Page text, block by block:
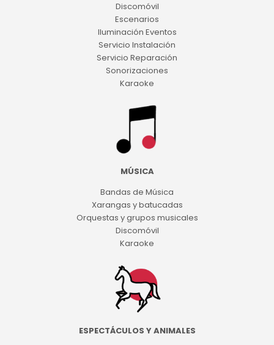
Discomóvil
Escenarios
Iluminación Eventos
Servicio Instalación
Servicio Reparación
Sonorizaciones
Karaoke
MÚSICA
Bandas de Música
Xarangas y batucadas
Orquestas y grupos musicales
Discomóvil
Karaoke
ESPECTÁCULOS Y ANIMALES